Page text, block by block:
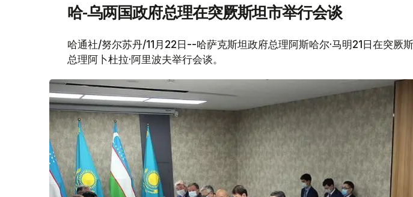
哈-乌两国政府总理在突厥斯坦市举行会谈
哈通社/努尔苏丹/11月22日--哈萨克斯坦政府总理阿斯哈尔·马明21日在突厥
总理阿卜杜拉·阿里波夫举行会谈。